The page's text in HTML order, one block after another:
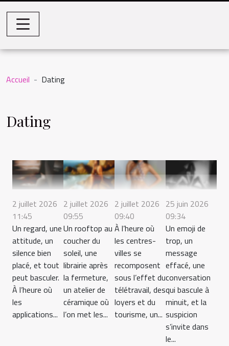
Accueil Dating
Dating
2 juillet 2026
11:45
Un regard, une
attitude, un
silence bien
placé, et tout
peut basculer.
À l’heure où
les
applications...
2 juillet 2026
09:55
Un rooftop au
coucher du
soleil, une
librairie après
la fermeture,
un atelier de
céramique où
l’on met les...
2 juillet 2026
09:40
À l’heure où
les centres-
villes se
recomposent
sous l’effet du
télétravail, des
loyers et du
tourisme, un...
25 juin 2026
09:34
Un emoji de
trop, un
message
effacé, une
conversation
qui bascule à
minuit, et la
suspicion
s’invite dans
le...